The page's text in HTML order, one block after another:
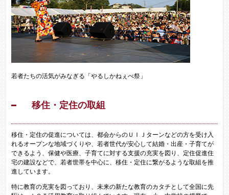
若者たちの活気がみなぎる「やるしかねぇべ祭」
移住・定住の取組
移住・定住の促進については、都会からのＵＩＪターンなどの方を受け入
れるオープンな地域づくりや、若者世代が安心して結婚・出産・子育てが
できるよう、保健や医療、子育てに対する支援の充実を図り、定住促進住
宅の建設などで、若者世帯を中心に、移住・定住に繋がるような取組を推
進しています。
特に教育の充実を図っており、未来の新たな教育のカタチとして全国に先